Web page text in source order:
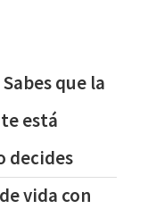
Sabes que la
está
decides
vida con